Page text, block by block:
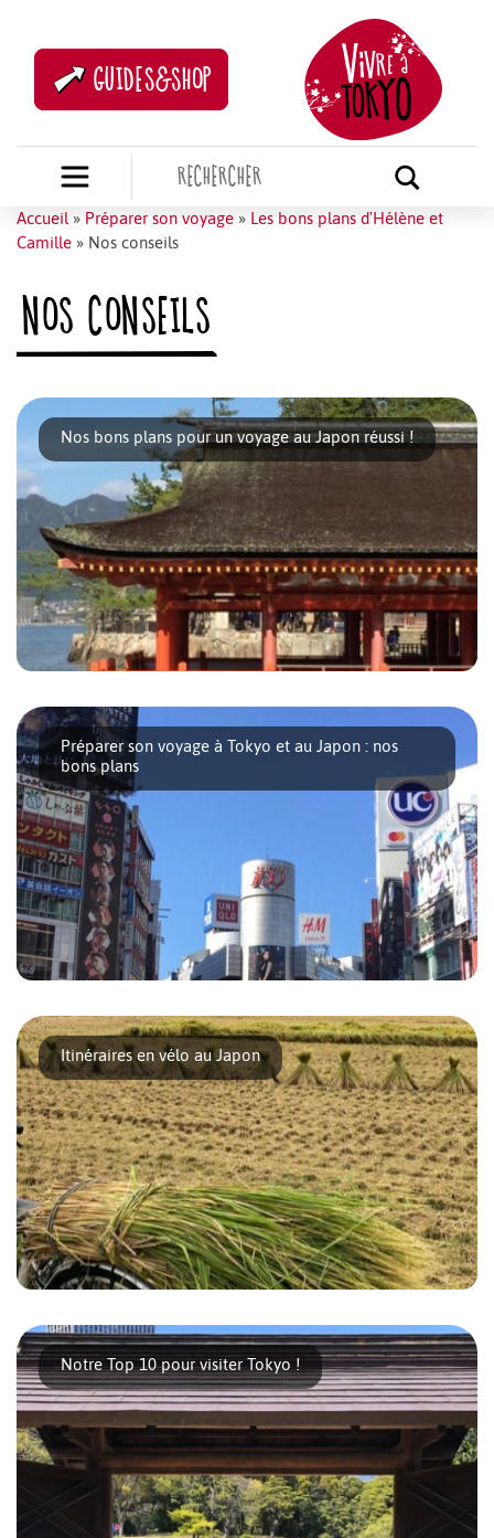
GUIDES&SHOP
Accueil » Préparer son voyage » Les bons plans d'Hélène et
Camille » Nos conseils
NOS CONSEILS
Nos bons plans pour un voyage au Japon réussi !
doute de nombreuses questions. Voici [...]
Préparer son voyage à Tokyo et au Japon : nos
bons plans
billets d’avion pour le [...]
Itinéraires en vélo au Japon
grandes cités urbaines. Les [...]
Notre Top 10 pour visiter Tokyo !